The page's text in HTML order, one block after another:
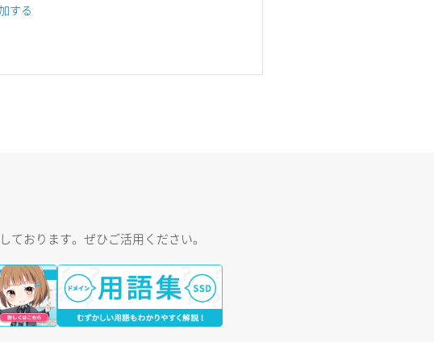
する
おります。ぜひご活用ください。